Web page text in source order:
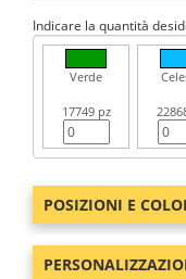
Indicare la quantità
Verde
17749 pz
POSIZIONI E